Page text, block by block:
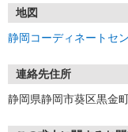
地図
静岡コーディネートセ
連絡先住所
静岡県静岡市葵区黒金